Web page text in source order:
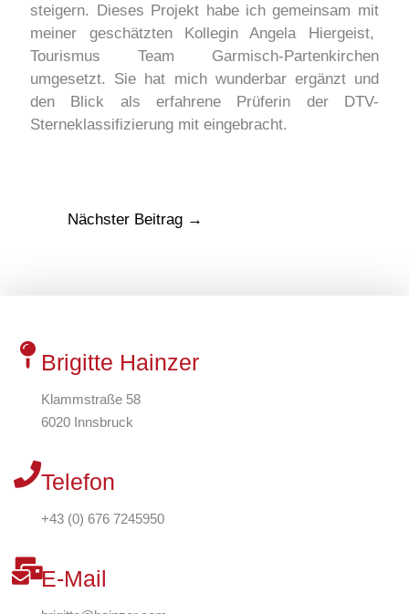
steigern. Dieses Projekt habe ich gemeinsam mit
meiner geschätzten Kollegin Angela Hiergeist,
Tourismus Team Garmisch-Partenkirchen
umgesetzt. Sie hat mich wunderbar ergänzt und
den Blick als erfahrene Prüferin der DTV-
Sterneklassifizierung mit eingebracht.
Nächster Beitrag →
Brigitte Hainzer
Klammstraße 58
6020 Innsbruck
Telefon
+43 (0) 676 7245950
E-Mail